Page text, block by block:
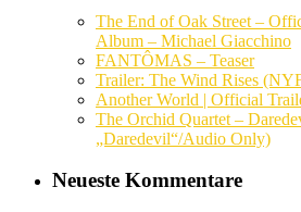
The End of Oak Street –
Album – Michael Giacchino
FANTÔMAS – Teaser
Trailer: The Wind Rises
Another World | Official
The Orchid Quartet –
„Daredevil“/Audio Only)
Neueste Kommentare